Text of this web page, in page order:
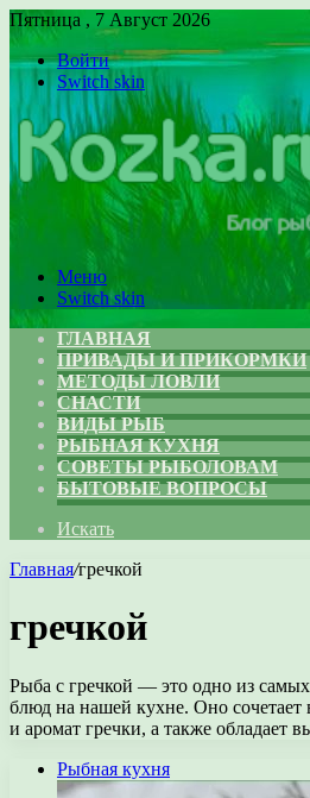
Пятница , 7 Август 2026
Войти
Switch skin
Меню
Switch skin
ГЛАВНАЯ
ПРИВАДЫ И ПРИКОРМКИ
МЕТОДЫ ЛОВЛИ
СНАСТИ
ВИДЫ РЫБ
РЫБНАЯ КУХНЯ
СОВЕТЫ РЫБОЛОВАМ
БЫТОВЫЕ ВОПРОСЫ
Искать
Главная/гречкой
гречкой
Рыба с гречкой — это одно из
блюд на нашей кухне. Оно
и аромат гречки, а также обладает
Рыбная кухня